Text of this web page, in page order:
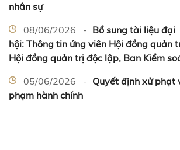
nhân sự
08/06/2026 - Bổ sung tài liệu đại
hội: Thông tin ứng viên Hội đồng quản
Hội đồng quản trị độc lập, Ban Kiểm
05/06/2026 - Quyết định xử phạt
phạm hành chính